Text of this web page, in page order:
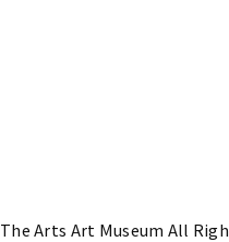
Arts Art Museum All